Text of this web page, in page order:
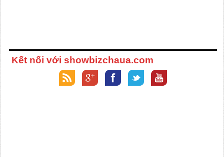
Kết nối với showbizchaua.com